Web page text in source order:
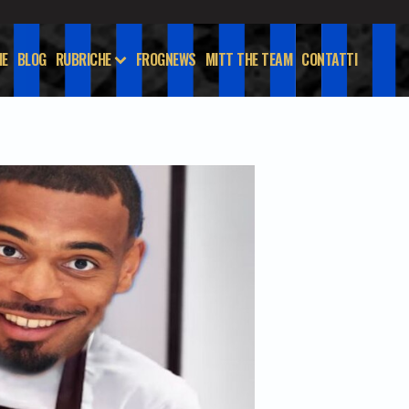
BLOG RUBRICHE FROGNEWS MITT THE TEAM CONTATTI